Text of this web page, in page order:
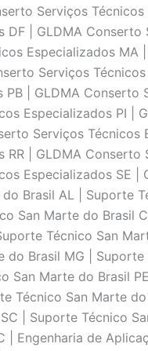
Serviços
| GLDMA Conserto
Especializados MA
Serviços
| GLDMA Conserto
Especializados PI |
Serviços Técnicos
| GLDMA Conserto
Especializados SE |
Brasil AL | Suporte
San Marte do Brasil
Técnico San
Brasil MG |
Marte do Brasil
Técnico San Marte
| Suporte Técnico
Engenharia de